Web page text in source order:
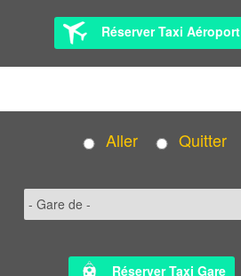
Réserver Taxi Aéroport
Aller Quitter
Réserver Taxi Gare